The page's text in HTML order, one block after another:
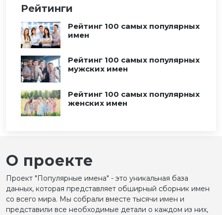
Рейтинги
Рейтинг 100 самых популярных
имен
Рейтинг 100 самых популярных
мужских имен
Рейтинг 100 самых популярных
женских имен
О проекте
Проект "Популярные имена" - это уникальная база
данных, которая представляет обширный сборник имен
со всего мира. Мы собрали вместе тысячи имен и
представили все необходимые детали о каждом из них,